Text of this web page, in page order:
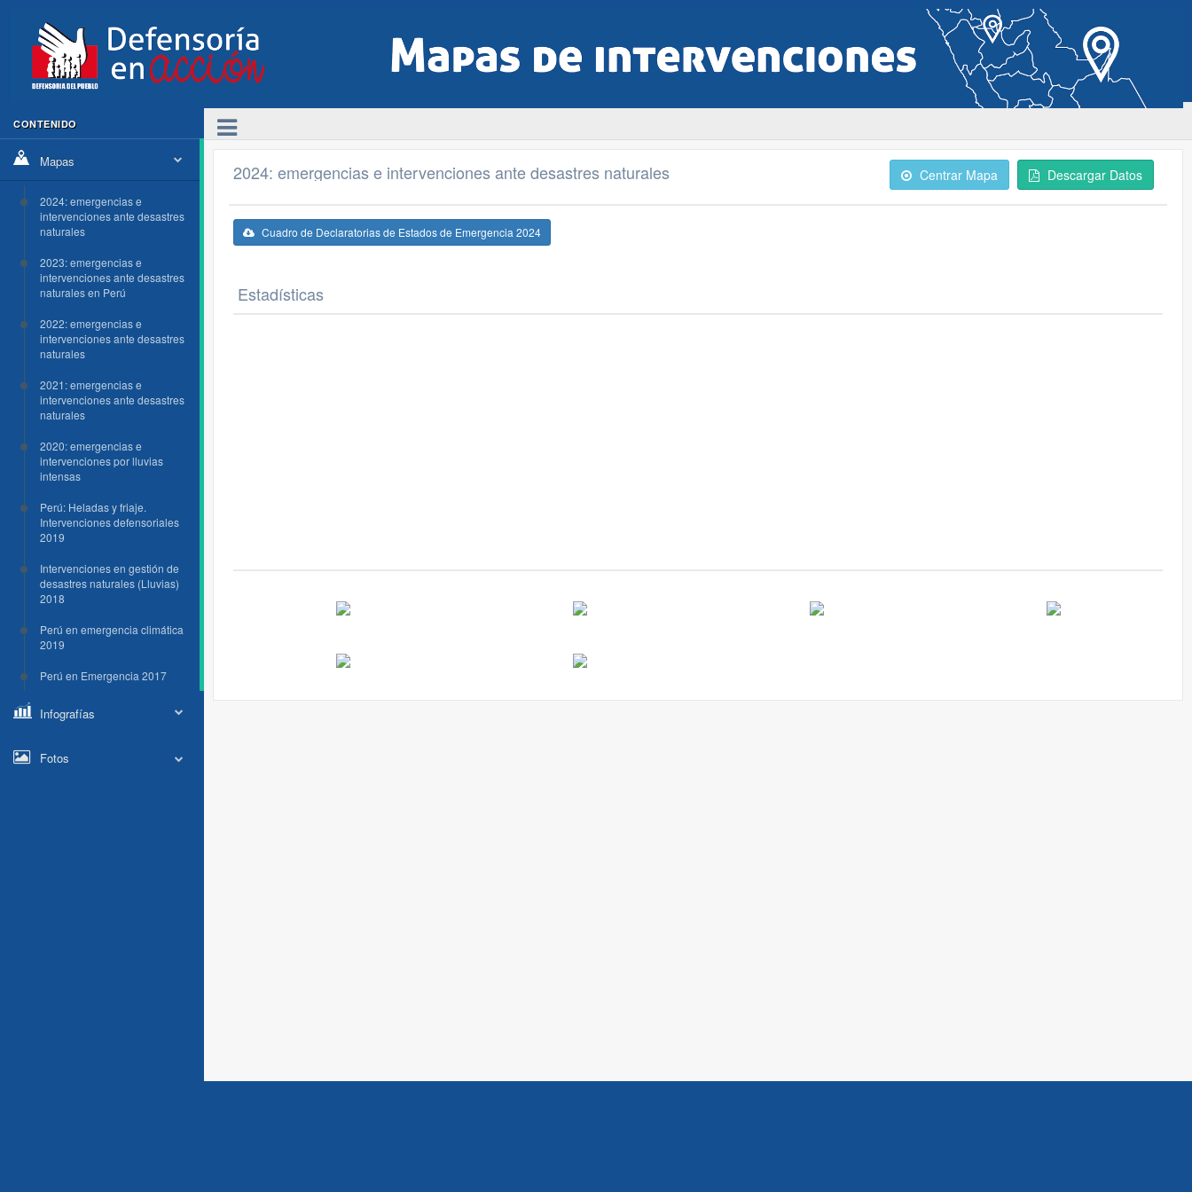
CONTENIDO
Mapas
2024: emergencias e
intervenciones ante desastres
naturales
2023: emergencias e
intervenciones ante desastres
naturales en Perú
2022: emergencias e
intervenciones ante desastres
naturales
2021: emergencias e
intervenciones ante desastres
naturales
2020: emergencias e
intervenciones por lluvias
intensas
Perú: Heladas y friaje.
Intervenciones defensoriales
2019
Intervenciones en gestión de
desastres naturales (Lluvias)
2018
Perú en emergencia climática
2019
Perú en Emergencia 2017
Infografías
Fotos
2024: emergencias e intervenciones ante desastres naturales Centrar Mapa Descargar Datos
Cuadro de Declaratorias de Estados de Emergencia 2024
Estadísticas